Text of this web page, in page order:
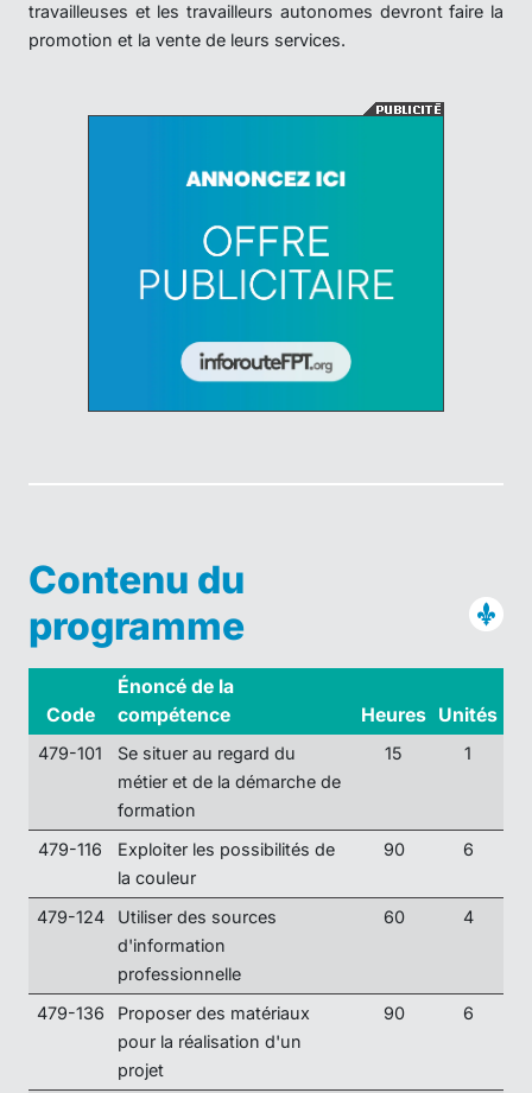
travailleuses et les travailleurs autonomes devront faire la
promotion et la vente de leurs services.
Contenu du
programme
Code
Énoncé de la
compétence
Heures Unités
479-101
Se situer au regard du
métier et de la démarche de
formation
15 1
479-116
Exploiter les possibilités de
la couleur
90 6
479-124
Utiliser des sources
d'information
professionnelle
60 4
479-136
Proposer des matériaux
pour la réalisation d'un
projet
90 6